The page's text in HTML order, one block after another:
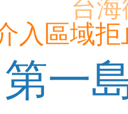
第一
入區域拒
台